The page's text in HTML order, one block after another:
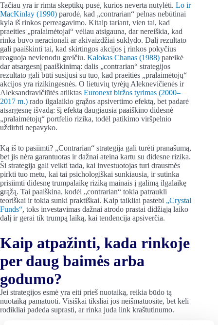
Tačiau yra ir rimta skeptikų pusė, kurios neverta nutylėti. Lo ir
MacKinlay (1990) parodė, kad „contrarian“ pelnas nebūtinai
kyla iš rinkos perreagavimo. Kitaip tariant, vien tai, kad
praeities „pralaimėtojai“ vėliau atsigauna, dar nereiškia, kad
rinka buvo neracionali ar akivaizdžiai suklydo. Dalį rezultato
gali paaiškinti tai, kad skirtingos akcijos į rinkos pokyčius
reaguoja nevienodu greičiu. Kalokas Chanas (1988) pateikė
dar atsargesnį paaiškinimą: dalis „contrarian“ strategijos
rezultato gali būti susijusi su tuo, kad praeities „pralaimėtojų“
akcijos yra rizikingesnės. O lietuvių tyrėjų Aleknevičienės ir
Aleksandravičiūtės atliktas Euronext biržos tyrimas (2000–
2017 m.) rado ilgalaikio grąžos apsivertimo efektą, bet padarė
atsargesnę išvadą: šį efektą daugiausia paaiškino didesnė
„pralaimėtojų“ portfelio rizika, todėl patikimo viršpelnio
uždirbti nepavyko.
Ką iš to pasiimti? „Contrarian“ strategija gali turėti pranašumą,
bet jis nėra garantuotas ir dažnai ateina kartu su didesne rizika.
Ši strategija gali veikti tada, kai investuotojas turi drausmės
pirkti tuo metu, kai tai psichologiškai sunkiausia, ir sutinka
prisiimti didesnę trumpalaikę riziką mainais į galimą ilgalaikę
grąžą. Tai paaiškina, kodėl „contrarian“ tokia patraukli
teoriškai ir tokia sunki praktiškai. Kaip taikliai pastebi „Crystal
Funds“, toks investavimas dažnai atrodo prastai didžiąją laiko
dalį ir gerai tik trumpą laiką, kai tendencija apsiverčia.
Kaip atpažinti, kada rinkoje
per daug baimės arba
godumo?
Jei strategijos esmė yra eiti prieš nuotaiką, reikia būdo tą
nuotaiką pamatuoti. Visiškai tiksliai jos neišmatuosite, bet keli
rodikliai padeda suprasti, ar rinka juda link kraštutinumo.